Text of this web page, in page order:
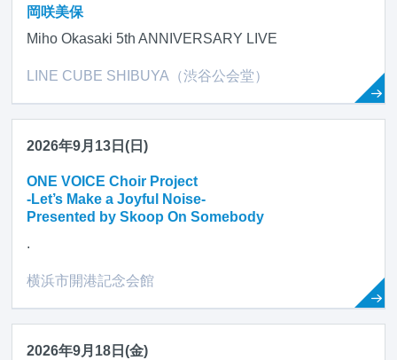
岡咲美保
Miho Okasaki 5th ANNIVERSARY LIVE
LINE CUBE SHIBUYA（渋谷公会堂）
2026年9月13日(日)
ONE VOICE Choir Project
-Let’s Make a Joyful Noise-
Presented by Skoop On Somebody
.
横浜市開港記念会館
2026年9月18日(金)